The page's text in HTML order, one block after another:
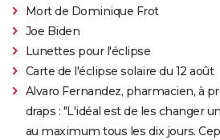
Mort de Dominique Frot
Joe Biden
Lunettes pour l'éclipse
Carte de l'éclipse solaire du 12 août
Alvaro Fernandez, pharmacien, à
draps : "L'idéal est de les changer
au maximum tous les dix jours.